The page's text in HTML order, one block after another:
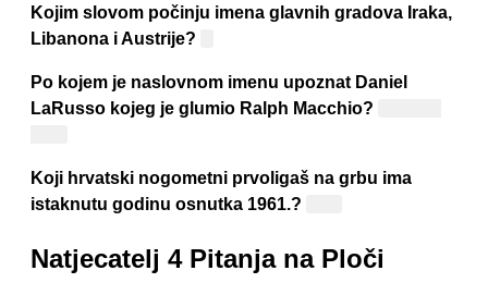
Kojim slovom počinju imena glavnih gradova Iraka,
Libanona i Austrije?
Po kojem je naslovnom imenu upoznat Daniel
LaRusso kojeg je glumio Ralph Macchio?
Koji hrvatski nogometni prvoligaš na grbu ima
istaknutu godinu osnutka 1961.?
Natjecatelj 4 Pitanja na Ploči